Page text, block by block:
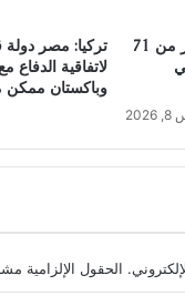
تركيا: مصر دولة
لاتفاقية الدفاع
وباكستان ممكن
وزارة الصحة تستقبل أكثر من 71
الحقول الإلزامية